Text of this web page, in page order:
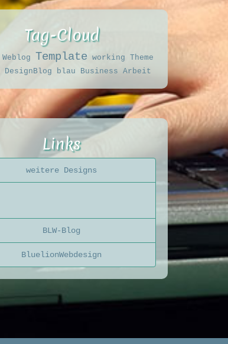
Tag-Cloud
Weblog Template working Theme
DesignBlog blau Business Arbeit
Links
weitere Designs
BLW-Blog
BluelionWebdesign